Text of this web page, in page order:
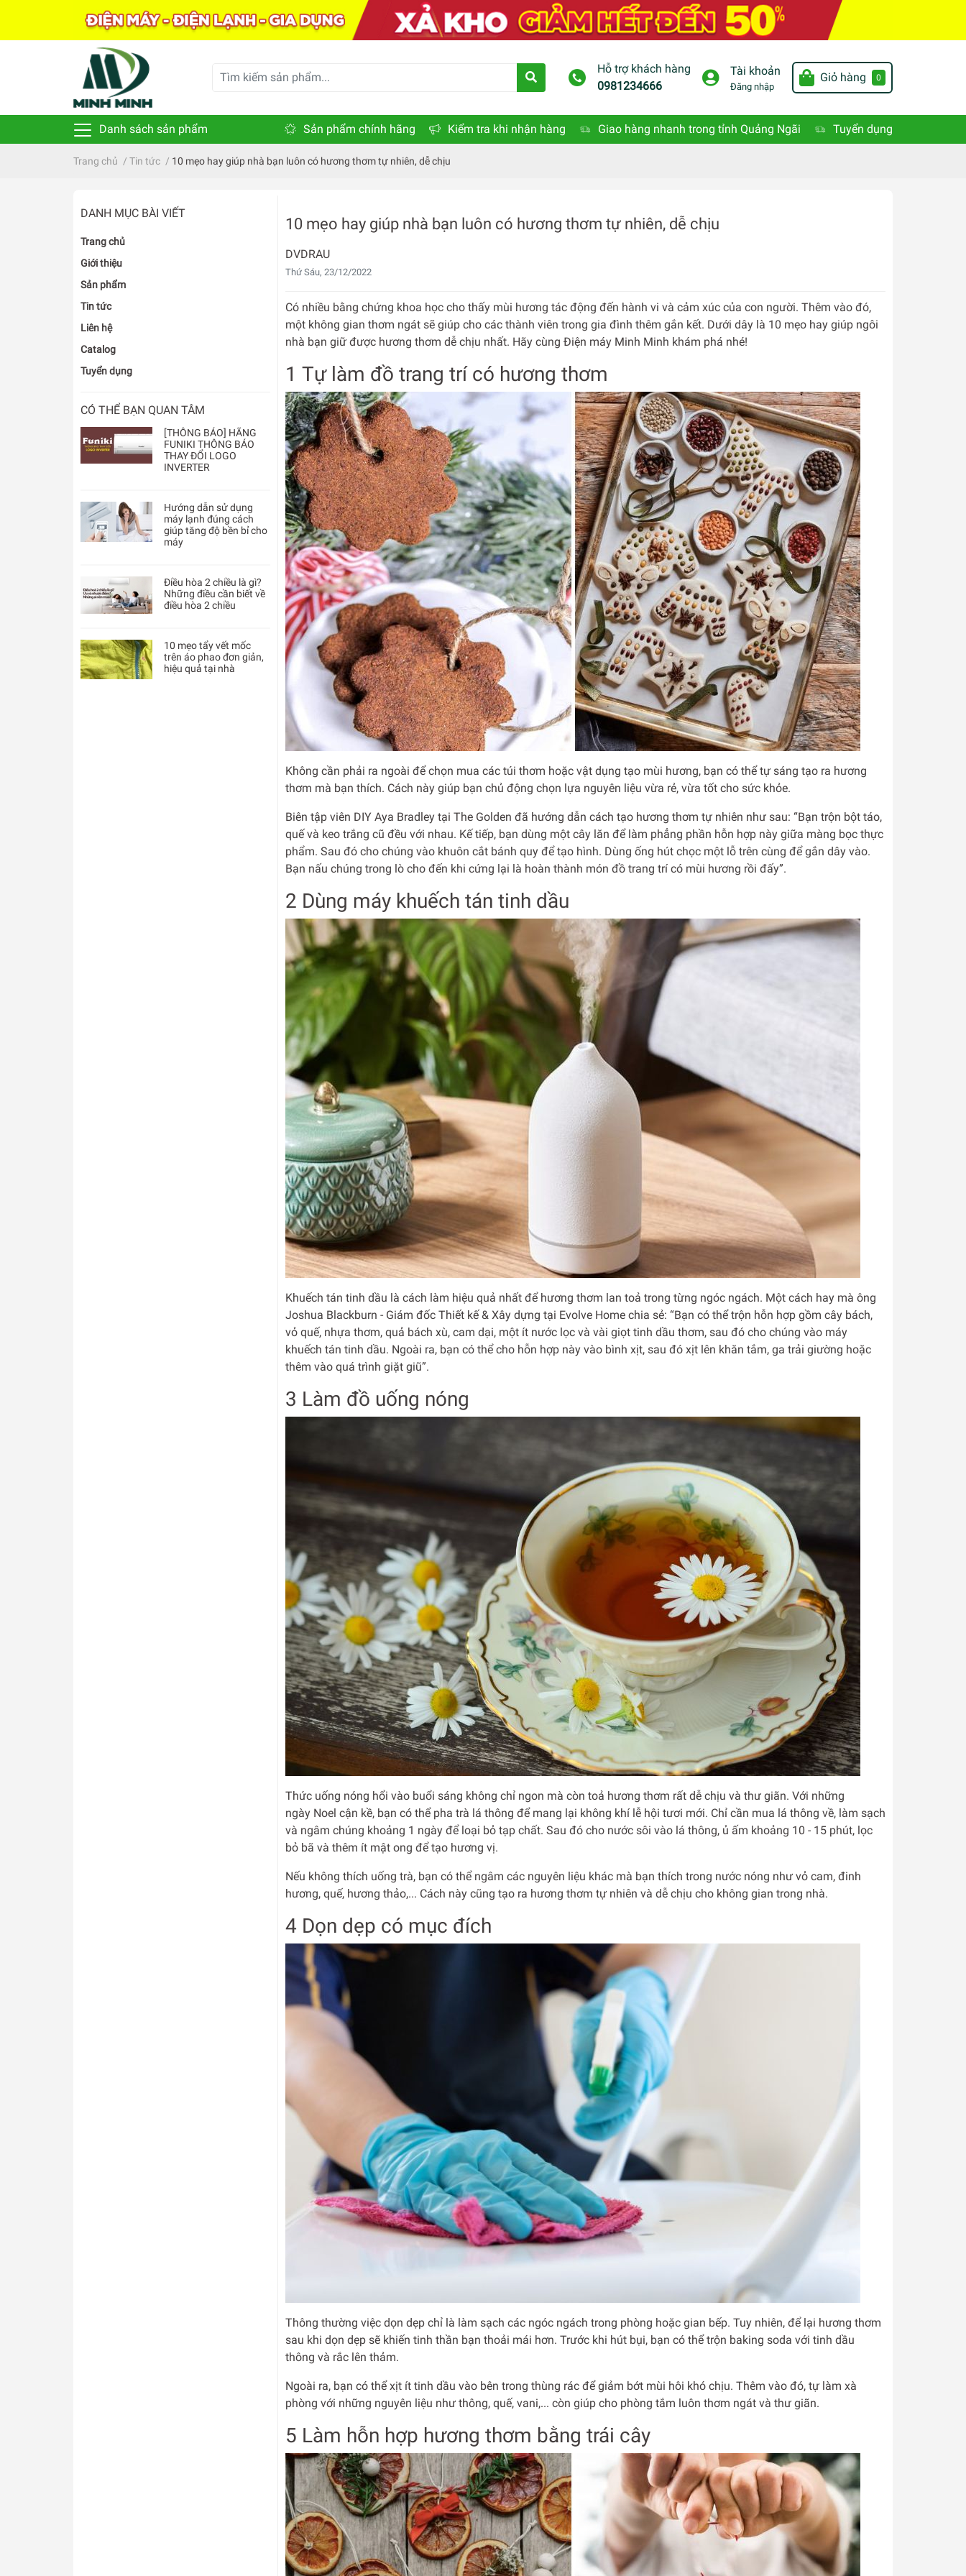
Hỗ trợ khách hàng
0981234666
Tài khoản
Đăng nhập
Giỏ hàng 0
Danh sách sản phẩm Sản phẩm chính hãng Kiểm tra khi nhận hàng Giao hàng nhanh trong tỉnh Quảng Ngãi Tuyển dụng
Trang chủ / Tin tức / 10 mẹo hay giúp nhà bạn luôn có hương thơm tự nhiên, dễ chịu
DANH MỤC BÀI VIẾT
Trang chủ
Giới thiệu
Sản phẩm
Tin tức
Liên hệ
Catalog
Tuyển dụng
CÓ THỂ BẠN QUAN TÂM
[THÔNG BÁO] HÃNG
FUNIKI THÔNG BÁO
THAY ĐỔI LOGO
INVERTER
Hướng dẫn sử dụng
máy lạnh đúng cách
giúp tăng độ bền bỉ cho
máy
Điều hòa 2 chiều là gì?
Những điều cần biết về
điều hòa 2 chiều
10 mẹo tẩy vết mốc
trên áo phao đơn giản,
hiệu quả tại nhà
10 mẹo hay giúp nhà bạn luôn có hương thơm tự nhiên, dễ chịu
DVDRAU
Thứ Sáu, 23/12/2022
Có nhiều bằng chứng khoa học cho thấy mùi hương tác động đến hành vi và cảm xúc của con người. Thêm vào đó,
một không gian thơm ngát sẽ giúp cho các thành viên trong gia đình thêm gắn kết. Dưới dây là 10 mẹo hay giúp ngôi
nhà bạn giữ được hương thơm dễ chịu nhất. Hãy cùng Điện máy Minh Minh khám phá nhé!
1 Tự làm đồ trang trí có hương thơm
Không cần phải ra ngoài để chọn mua các túi thơm hoặc vật dụng tạo mùi hương, bạn có thể tự sáng tạo ra hương
thơm mà bạn thích. Cách này giúp bạn chủ động chọn lựa nguyên liệu vừa rẻ, vừa tốt cho sức khỏe.
Biên tập viên DIY Aya Bradley tại The Golden đã hướng dẫn cách tạo hương thơm tự nhiên như sau: “Bạn trộn bột táo,
quế và keo trắng cũ đều với nhau. Kế tiếp, bạn dùng một cây lăn để làm phẳng phần hỗn hợp này giữa màng bọc thực
phẩm. Sau đó cho chúng vào khuôn cắt bánh quy để tạo hình. Dùng ống hút chọc một lỗ trên cùng để gắn dây vào.
Bạn nấu chúng trong lò cho đến khi cứng lại là hoàn thành món đồ trang trí có mùi hương rồi đấy”.
2 Dùng máy khuếch tán tinh dầu
Khuếch tán tinh dầu là cách làm hiệu quả nhất để hương thơm lan toả trong từng ngóc ngách. Một cách hay mà ông
Joshua Blackburn - Giám đốc Thiết kế & Xây dựng tại Evolve Home chia sẻ: “Bạn có thể trộn hỗn hợp gồm cây bách,
vỏ quế, nhựa thơm, quả bách xù, cam dại, một ít nước lọc và vài giọt tinh dầu thơm, sau đó cho chúng vào máy
khuếch tán tinh dầu. Ngoài ra, bạn có thể cho hỗn hợp này vào bình xịt, sau đó xịt lên khăn tắm, ga trải giường hoặc
thêm vào quá trình giặt giũ”.
3 Làm đồ uống nóng
Thức uống nóng hổi vào buổi sáng không chỉ ngon mà còn toả hương thơm rất dễ chịu và thư giãn. Với những
ngày Noel cận kề, bạn có thể pha trà lá thông để mang lại không khí lễ hội tươi mới. Chỉ cần mua lá thông về, làm sạch
và ngâm chúng khoảng 1 ngày để loại bỏ tạp chất. Sau đó cho nước sôi vào lá thông, ủ ấm khoảng 10 - 15 phút, lọc
bỏ bã và thêm ít mật ong để tạo hương vị.
Nếu không thích uống trà, bạn có thể ngâm các nguyên liệu khác mà bạn thích trong nước nóng như vỏ cam, đinh
hương, quế, hương thảo,... Cách này cũng tạo ra hương thơm tự nhiên và dễ chịu cho không gian trong nhà.
4 Dọn dẹp có mục đích
Thông thường việc dọn dẹp chỉ là làm sạch các ngóc ngách trong phòng hoặc gian bếp. Tuy nhiên, để lại hương thơm
sau khi dọn dẹp sẽ khiến tinh thần bạn thoải mái hơn. Trước khi hút bụi, bạn có thể trộn baking soda với tinh dầu
thông và rắc lên thảm.
Ngoài ra, bạn có thể xịt ít tinh dầu vào bên trong thùng rác để giảm bớt mùi hôi khó chịu. Thêm vào đó, tự làm xà
phòng với những nguyên liệu như thông, quế, vani,... còn giúp cho phòng tắm luôn thơm ngát và thư giãn.
5 Làm hỗn hợp hương thơm bằng trái cây